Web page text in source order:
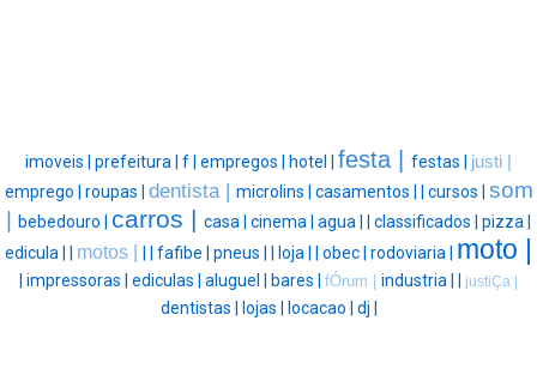
imoveis | prefeitura | f | empregos | hotel | festa | festas | justi |
emprego | roupas | dentista | microlins | casamentos | | cursos | som
| bebedouro | carros | casa | cinema | agua | | classificados | pizza |
edicula | | motos | | | fafibe | pneus | | loja | | obec | rodoviaria | moto |
| impressoras | ediculas | aluguel | bares | fÓrum | industria | | justiÇa |
dentistas | lojas | locacao | dj |